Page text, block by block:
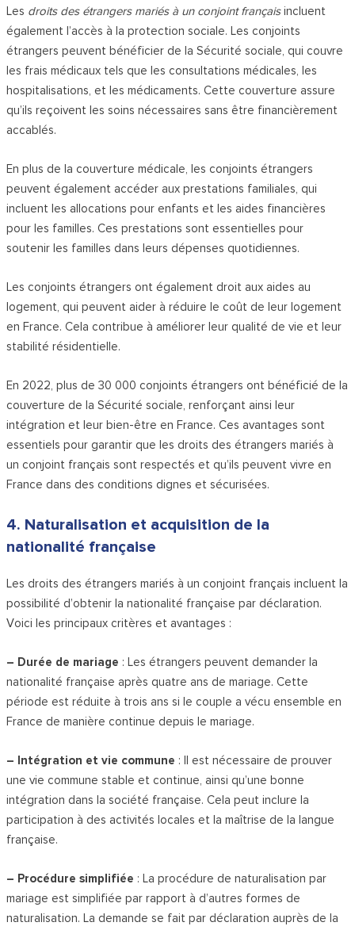
Les droits des étrangers mariés à un conjoint françaisincluent
également l’accès à la protection sociale. Les conjoints
étrangers peuvent bénéficier de la Sécurité sociale, qui couvre
les frais médicaux tels que les consultations médicales, les
hospitalisations, et les médicaments. Cette couverture assure
qu’ils reçoivent les soins nécessaires sans être financièrement
accablés.
En plus de la couverture médicale, les conjoints étrangers
peuvent également accéder aux prestations familiales, qui
incluent les allocations pour enfants et les aides financières
pour les familles. Ces prestations sont essentielles pour
soutenir les familles dans leurs dépenses quotidiennes.
Les conjoints étrangers ont également droit aux aides au
logement, qui peuvent aider à réduire le coût de leur logement
en France. Cela contribue à améliorer leur qualité de vie et leur
stabilité résidentielle.
En 2022, plus de 30 000 conjoints étrangers ont bénéficié de la
couverture de la Sécurité sociale, renforçant ainsi leur
intégration et leur bien-être en France. Ces avantages sont
essentiels pour garantir que les droits des étrangers mariés à
un conjoint français sont respectés et qu’ils peuvent vivre en
France dans des conditions dignes et sécurisées.
4. Naturalisation et acquisition de la
nationalité française
Les droits des étrangers mariés à un conjoint français incluent la
possibilité d’obtenir la nationalité française par déclaration.
Voici les principaux critères et avantages :
– Durée de mariage : Les étrangers peuvent demander la
nationalité française après quatre ans de mariage. Cette
période est réduite à trois ans si le couple a vécu ensemble en
France de manière continue depuis le mariage.
– Intégration et vie commune : Il est nécessaire de prouver
une vie commune stable et continue, ainsi qu’une bonne
intégration dans la société française. Cela peut inclure la
participation à des activités locales et la maîtrise de la langue
française.
– Procédure simplifiée : La procédure de naturalisation par
mariage est simplifiée par rapport à d’autres formes de
naturalisation. La demande se fait par déclaration auprès de la